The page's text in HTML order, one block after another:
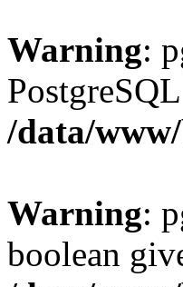
Warning:
/data/
Warning:
boolean